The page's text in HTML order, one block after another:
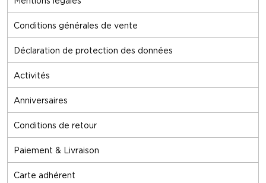
Conditions générales de vente
Déclaration de protection des données
Activités
Anniversaires
Conditions de retour
Paiement & Livraison
Carte adhérent